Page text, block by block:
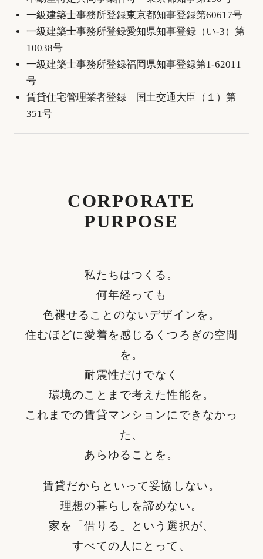
一級建築士事務所登録東京都知事登録第60617号
一級建築士事務所登録愛知県知事登録（い-3）第
10038号
一級建築士事務所登録福岡県知事登録第1‐62011
号
賃貸住宅管理業者登録 国土交通大臣（１）第
351号
CORPORATE
PURPOSE
私たちはつくる。
何年経っても
色褪せることのないデザインを。
住むほどに愛着を感じるくつろぎの空間
を。
耐震性だけでなく
環境のことまで考えた性能を。
これまでの賃貸マンションにできなかっ
た、
あらゆることを。
賃貸だからといって妥協しない。
理想の暮らしを諦めない。
家を「借りる」という選択が、
すべての人にとって、